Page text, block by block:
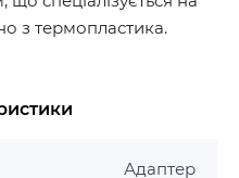
з термопластика.
Адаптер